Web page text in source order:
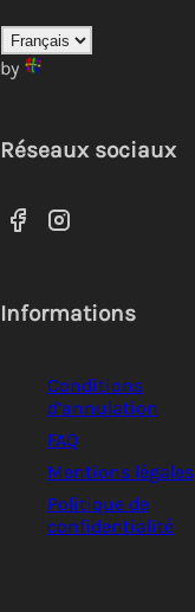
by
Réseaux sociaux
Informations
Conditions
d’annulation
FAQ
Mentions légales
Politique de
confidentialité